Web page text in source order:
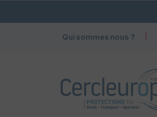
Qui sommes nous ?